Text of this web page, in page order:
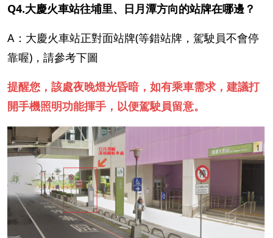
Q4.大慶火車站往埔里、日月潭方向的站牌在哪邊？
A：大慶火車站正對面站牌(等錯站牌，駕駛員不會停
靠喔)，請參考下圖
提醒您，該處夜晚燈光昏暗，如有乘車需求，建議打
開手機照明功能揮手，以便駕駛員留意。